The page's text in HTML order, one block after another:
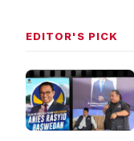
EDITOR'S PICK